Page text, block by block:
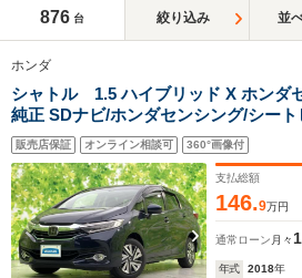
876 台 絞り込み 並
ホンダ
シャトル 1.5 ハイブリッド X ホンダ
純正 SDナビ/ホンダセンシング/シー
ーフレザー/ドライブレコーダー 純正/
LED/Bluetooth接続/ETC/EBD付ABS/
販売店保証 オンライン相談可 360°画像付
支払総額
146.9万円
通常ローン 月々
年式 2018年